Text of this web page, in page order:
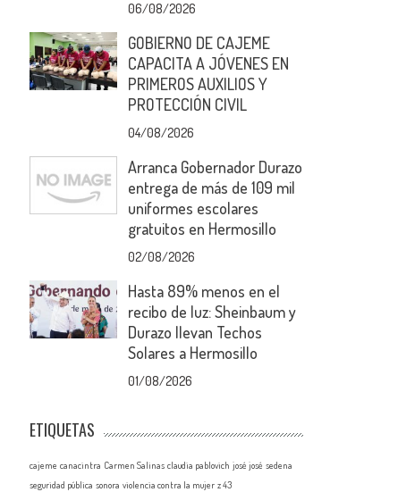
06/08/2026
GOBIERNO DE CAJEME
CAPACITA A JÓVENES EN
PRIMEROS AUXILIOS Y
PROTECCIÓN CIVIL
04/08/2026
Arranca Gobernador Durazo
entrega de más de 109 mil
uniformes escolares
gratuitos en Hermosillo
02/08/2026
Hasta 89% menos en el
recibo de luz: Sheinbaum y
Durazo llevan Techos
Solares a Hermosillo
01/08/2026
ETIQUETAS
cajeme canacintra Carmen Salinas claudia pablovich josé josé sedena
seguridad pública sonora violencia contra la mujer z 43